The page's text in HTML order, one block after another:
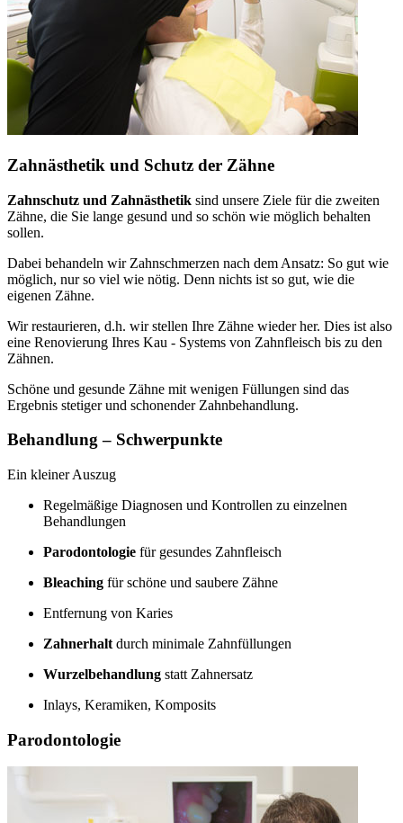
Zahnästhetik und Schutz der Zähne
Zahnschutz und Zahnästhetik sind unsere Ziele für die zweiten
Zähne, die Sie lange gesund und so schön wie möglich behalten
sollen.
Dabei behandeln wir Zahnschmerzen nach dem Ansatz: So gut wie
möglich, nur so viel wie nötig. Denn nichts ist so gut, wie die
eigenen Zähne.
Wir restaurieren, d.h. wir stellen Ihre Zähne wieder her. Dies ist also
eine Renovierung Ihres Kau - Systems von Zahnfleisch bis zu den
Zähnen.
Schöne und gesunde Zähne mit wenigen Füllungen sind das
Ergebnis stetiger und schonender Zahnbehandlung.
Behandlung – Schwerpunkte
Ein kleiner Auszug
Regelmäßige Diagnosen und Kontrollen zu einzelnen
Behandlungen
Parodontologie für gesundes Zahnfleisch
Bleaching für schöne und saubere Zähne
Entfernung von Karies
Zahnerhalt durch minimale Zahnfüllungen
Wurzelbehandlung statt Zahnersatz
Inlays, Keramiken, Komposits
Parodontologie